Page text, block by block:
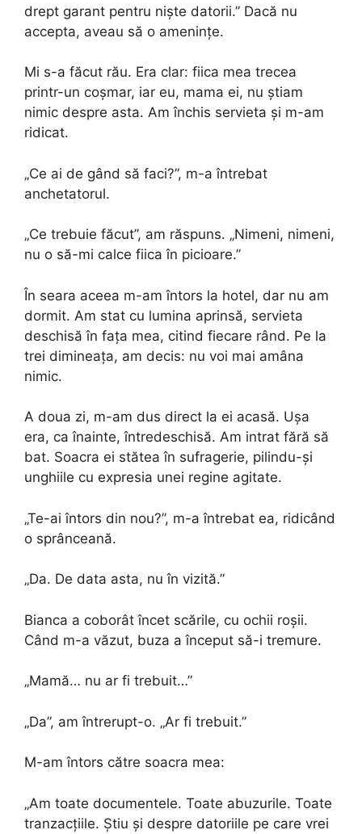
drept garant pentru niște datorii.” Dacă nu
accepta, aveau să o amenințe.
Mi s-a făcut rău. Era clar: fiica mea trecea
printr-un coșmar, iar eu, mama ei, nu știam
nimic despre asta. Am închis servieta și m-am
ridicat.
„Ce ai de gând să faci?”, m-a întrebat
anchetatorul.
„Ce trebuie făcut”, am răspuns. „Nimeni, nimeni,
nu o să-mi calce fiica în picioare.”
În seara aceea m-am întors la hotel, dar nu am
dormit. Am stat cu lumina aprinsă, servieta
deschisă în fața mea, citind fiecare rând. Pe la
trei dimineața, am decis: nu voi mai amâna
nimic.
A doua zi, m-am dus direct la ei acasă. Ușa
era, ca înainte, întredeschisă. Am intrat fără să
bat. Soacra ei stătea în sufragerie, pilindu-și
unghiile cu expresia unei regine agitate.
„Te-ai întors din nou?”, m-a întrebat ea, ridicând
o sprânceană.
„Da. De data asta, nu în vizită.”
Bianca a coborât încet scările, cu ochii roșii.
Când m-a văzut, buza a început să-i tremure.
„Mamă… nu ar fi trebuit…”
„Da”, am întrerupt-o. „Ar fi trebuit.”
M-am întors către soacra mea:
„Am toate documentele. Toate abuzurile. Toate
tranzacțiile. Știu și despre datoriile pe care vrei